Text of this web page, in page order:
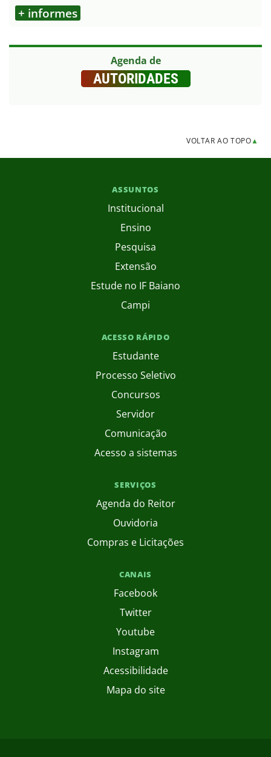
+ informes
Agenda de
AUTORIDADES
VOLTAR AO TOPO▲
ASSUNTOS
Institucional
Ensino
Pesquisa
Extensão
Estude no IF Baiano
Campi
ACESSO RÁPIDO
Estudante
Processo Seletivo
Concursos
Servidor
Comunicação
Acesso a sistemas
SERVIÇOS
Agenda do Reitor
Ouvidoria
Compras e Licitações
CANAIS
Facebook
Twitter
Youtube
Instagram
Acessibilidade
Mapa do site